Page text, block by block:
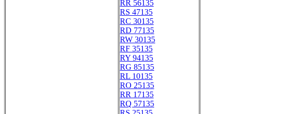
RR 56135
RS 47135
RC 30135
RD 77135
RW 30135
RF 35135
RY 94135
RG 85135
RL 10135
RO 25135
RR 17135
RQ 57135